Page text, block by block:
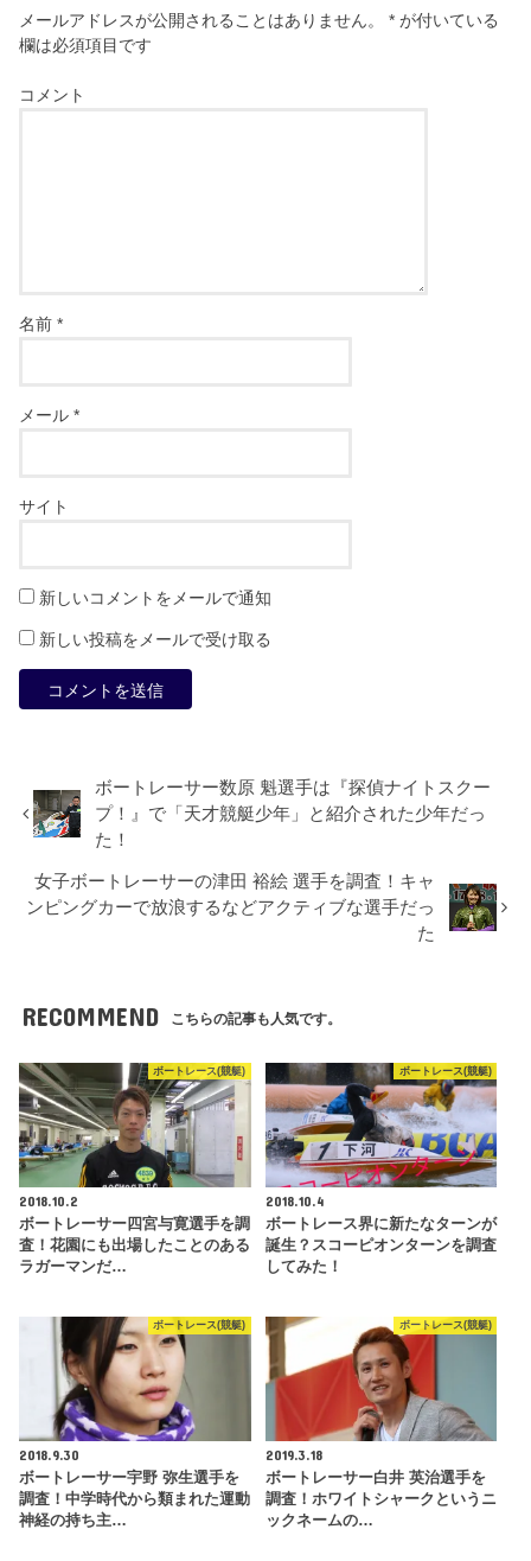
メールアドレスが公開されることはありません。 * が付いている
欄は必須項目です
コメント
名前*
メール*
サイト
新しいコメントをメールで通知
新しい投稿をメールで受け取る
ボートレーサー数原 魁選手は『探偵ナイトスクー
プ！』で「天才競艇少年」と紹介された少年だっ
た！
女子ボートレーサーの津田 裕絵 選手を調査！キャ
ンピングカーで放浪するなどアクティブな選手だっ
た
RECOMMEND こちらの記事も人気です。
ボートレース(競艇)
2018.10.2
ボートレーサー四宮与寛選手を調
査！花園にも出場したことのある
ラガーマンだ…
ボートレース(競艇)
2018.10.4
ボートレース界に新たなターンが
誕生？スコーピオンターンを調査
してみた！
ボートレース(競艇)
2018.9.30
ボートレーサー宇野 弥生選手を
調査！中学時代から類まれた運動
神経の持ち主…
ボートレース(競艇)
2019.3.18
ボートレーサー白井 英治選手を
調査！ホワイトシャークというニ
ックネームの…